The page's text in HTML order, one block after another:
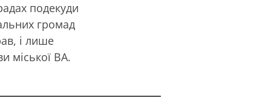
подекуди
громад
і лише
міської ВА.